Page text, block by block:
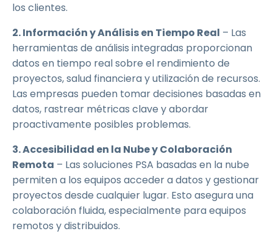
los clientes.
2. Información y Análisis en Tiempo Real – Las
herramientas de análisis integradas proporcionan
datos en tiempo real sobre el rendimiento de
proyectos, salud financiera y utilización de recursos.
Las empresas pueden tomar decisiones basadas en
datos, rastrear métricas clave y abordar
proactivamente posibles problemas.
3. Accesibilidad en la Nube y Colaboración
Remota – Las soluciones PSA basadas en la nube
permiten a los equipos acceder a datos y gestionar
proyectos desde cualquier lugar. Esto asegura una
colaboración fluida, especialmente para equipos
remotos y distribuidos.